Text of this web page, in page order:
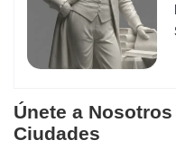
Únete a
Ciudades